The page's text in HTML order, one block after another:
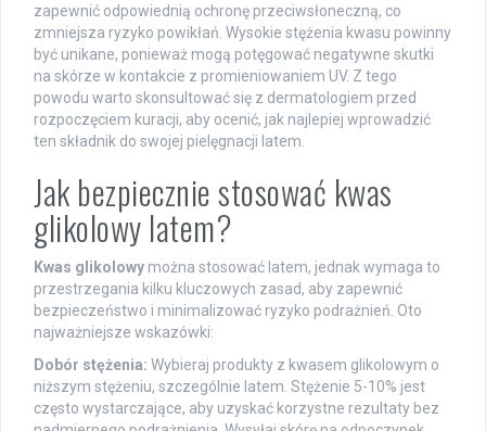
zapewnić odpowiednią ochronę przeciwsłoneczną, co
zmniejsza ryzyko powikłań. Wysokie stężenia kwasu powinny
być unikane, ponieważ mogą potęgować negatywne skutki
na skórze w kontakcie z promieniowaniem UV. Z tego
powodu warto skonsultować się z dermatologiem przed
rozpoczęciem kuracji, aby ocenić, jak najlepiej wprowadzić
ten składnik do swojej pielęgnacji latem.
Jak bezpiecznie stosować kwas
glikolowy latem?
Kwas glikolowy można stosować latem, jednak wymaga to
przestrzegania kilku kluczowych zasad, aby zapewnić
bezpieczeństwo i minimalizować ryzyko podrażnień. Oto
najważniejsze wskazówki:
Dobór stężenia: Wybieraj produkty z kwasem glikolowym o
niższym stężeniu, szczególnie latem. Stężenie 5-10% jest
często wystarczające, aby uzyskać korzystne rezultaty bez